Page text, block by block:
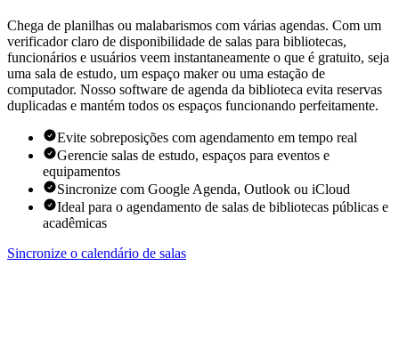
Chega de planilhas ou malabarismos com várias agendas. Com um
verificador claro de disponibilidade de salas para bibliotecas,
funcionários e usuários veem instantaneamente o que é gratuito, seja
uma sala de estudo, um espaço maker ou uma estação de
computador. Nosso software de agenda da biblioteca evita reservas
duplicadas e mantém todos os espaços funcionando perfeitamente.
Evite sobreposições com agendamento em tempo real
Gerencie salas de estudo, espaços para eventos e
equipamentos
Sincronize com Google Agenda, Outlook ou iCloud
Ideal para o agendamento de salas de bibliotecas públicas e
acadêmicas
Sincronize o calendário de salas